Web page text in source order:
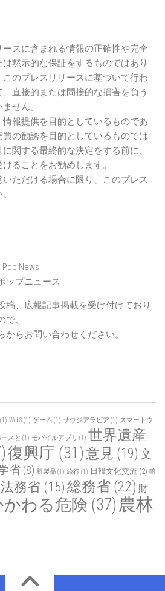
スに含まれる情報の正確性や完全
黙示的な保証をするものではあり
のプレスリリースに基づいて行わ
直接的または間接的な損害を負う
せん。
報提供を目的としているものであ
の勧誘を目的としているものでは
関する最終的な決定をする前に、
ることをお勧めします。
ただける場合に限り、このプレス
Pop News
ップニュース
稿、広報記事掲載を受け付けており
で、
からお問い合わせください。
(1) Web3 (1) ゲーム (1) サウジアラビア (1) スマートウ
ースと (1) モバイルアプリ (1) 世界遺産
復興庁 (31)意見 (19) 文
省 (8) 新製品(1) 旅行(1) 日韓文化交流 (2) 暗
法務省 (15) 総務省 (22) 財
わる危険 (37) 農林